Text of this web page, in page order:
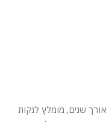
שנים, מומלץ לנקות